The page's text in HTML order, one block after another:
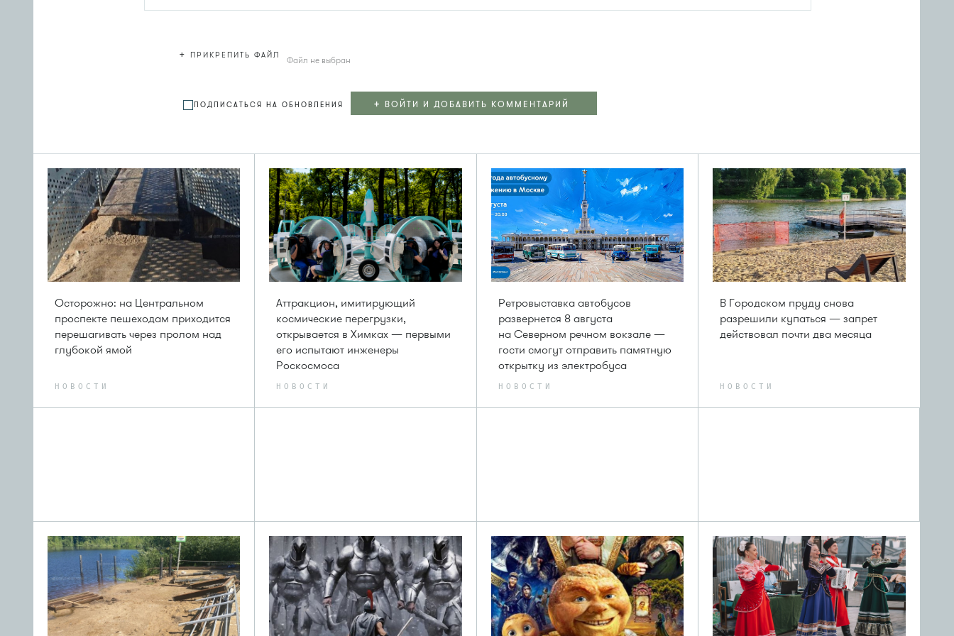
+ ПРИКРЕПИТЬ ФАЙЛ Файл не выбран
ПОДПИСАТЬСЯ НА ОБНОВЛЕНИЯ + ВОЙТИ И ДОБАВИТЬ КОММЕНТАРИЙ
Осторожно: на Центральном
проспекте пешеходам приходится
перешагивать через пролом над
глубокой ямой
НОВОСТИ
Аттракцион, имитирующий
космические перегрузки,
открывается в Химках — первыми
его испытают инженеры
Роскосмоса
НОВОСТИ
Ретровыставка автобусов
развернется 8 августа
на Северном речном вокзале —
гости смогут отправить памятную
открытку из электробуса
НОВОСТИ
В Городском пруду снова
разрешили купаться — запрет
действовал почти два месяца
НОВОСТИ